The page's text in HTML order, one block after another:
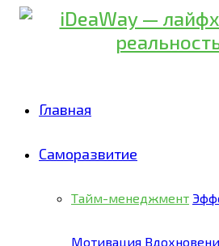
Главная
Саморазвитие
Тайм-менеджмент
Мотивация